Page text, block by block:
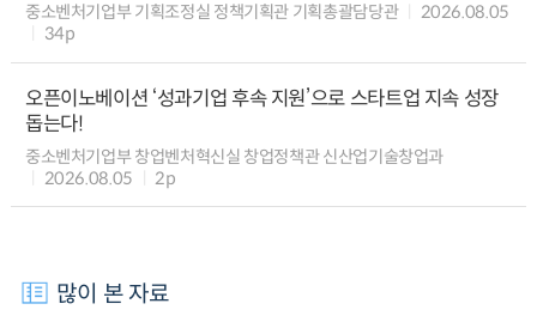
중소벤처기업부 기획조정실 정책기획관 기획총괄담당관
2026.08.05
34p
오픈이노베이션 ‘성과기업 후속 지원’으로 스타트업 지속 성장
돕는다!
중소벤처기업부 창업벤처혁신실 창업정책관 신산업기술창업과
2026.08.05
2p
많이 본 자료